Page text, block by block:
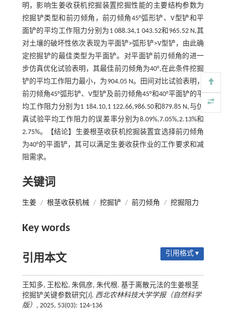
明，影响生姜收获机挖掘装置挖掘性能的主要结构参数为
挖掘铲类型和前刃倾角，前刃倾角45°弧形铲、V型铲和平
面铲的平均工作阻力分别为1 088.34,1 043.52和965.52 N,其
对土壤的破坏性依次表现为平面铲>弧形铲>V型铲，由此确
定挖掘铲的最佳类型为平面铲。对平面铲前刃倾角的进一
步仿真优化试验表明，其最佳前刃倾角为40°,在此条件挖掘
铲的平均工作阻力最小，为904.05 N。田间对比试验表明，
前刃倾角45°弧形铲、V型铲及前刃倾角45°和40°平面铲的平
均工作阻力分别为1 184.10,1 122.66,986.50和879.85 N,与仿
真试验平均工作阻力的误差率分别为8.09%,7.05%,2.13%和
2.75%。【结论】生姜根茎收获机挖掘装置宜选择前刃倾角
为40°的平面铲，其可以满足生姜收获作业的工作要求和减
阻需求。
关键词
生姜 / 根茎收获机械 / 挖掘铲 / 前刃倾角 / 挖掘阻力
Key words
引用本文 引用格式 ▾
王知多, 王松松, 朱佩彦, 朱代根. 基于离散元法的生姜根茎
挖掘铲关键参数研究[J]. 西北农林科技大学学报（自然科学
版） , 2025, 53(03): 124-136